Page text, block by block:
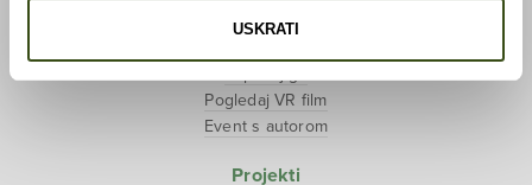
USKRATI
Lovci sakupljači
Pogledaj VR film
Event s autorom
Projekti